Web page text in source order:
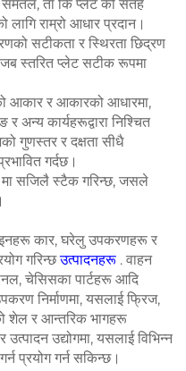
ता कि प्लेट को सतह
राम्रो आधार प्रदान।
सटीकता र स्थिरता छिद्रण
स्तरित प्लेट सटीक रूपमा
आकार र आकारको आधारमा,
र अन्य कार्यहरूद्वारा निश्चित
गुणस्तर र दक्षता सीधै
गर्दछ।
मा सजिलै स्टैक गरिन्छ, जसले
कार, घरेलु उपकरणहरू र
गरिन्छउत्पादनहरू . वाहन
चेसिसका पार्टहरू आदि
निर्माणमा, यसलाई फ्रिज,
शेल र आन्तरिक भागहरू
उत्पादन उद्योगमा, यसलाई विभिन्न
प्रयोग गर्न सकिन्छ।